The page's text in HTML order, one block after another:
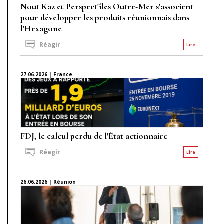
Nout Kaz et Perspect'îles Outre-Mer s'associent
pour développer les produits réunionnais dans
l'Hexagone
Lire
Réagir
27.06.2026 | France
FDJ, le calcul perdu de l'État actionnaire
Lire
Réagir
26.06.2026 | Réunion